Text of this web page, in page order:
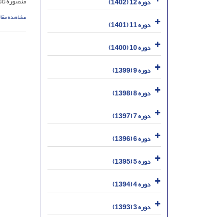
مشاهده
دوره 11 (1401)
دوره 10 (1400)
دوره 9 (1399)
دوره 8 (1398)
دوره 7 (1397)
دوره 6 (1396)
دوره 5 (1395)
دوره 4 (1394)
دوره 3 (1393)